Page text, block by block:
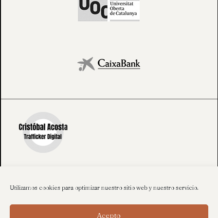
Utilizamos cookies para optimizar nuestro sitio web y nuestro servicio.
Acepto